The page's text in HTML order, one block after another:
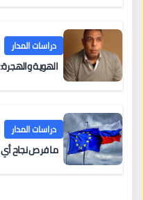
دراسات المدار
الهوية
دراسات المدار
ما فرص نجاح أي